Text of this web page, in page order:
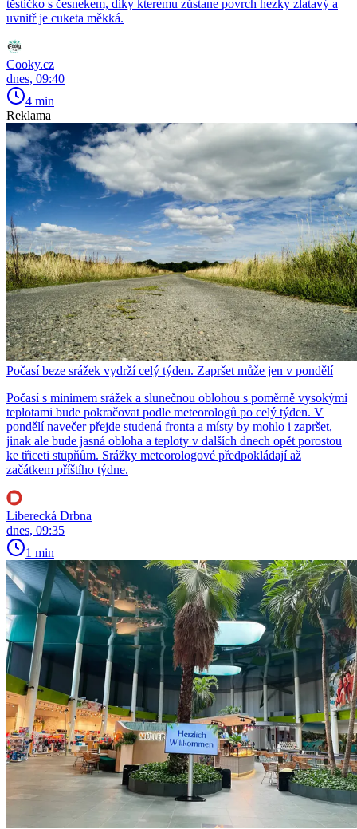
těstíčko s česnekem, díky kterému zůstane povrch hezky zlatavý a
uvnitř je cuketa měkká.
Cooky.cz
dnes, 09:40
4 min
Reklama
Počasí beze srážek vydrží celý týden. Zapršet může jen v pondělí
Počasí s minimem srážek a slunečnou oblohou s poměrně vysokými
teplotami bude pokračovat podle meteorologů po celý týden. V
pondělí navečer přejde studená fronta a místy by mohlo i zapršet,
jinak ale bude jasná obloha a teploty v dalších dnech opět porostou
ke třiceti stupňům. Srážky meteorologové předpokládají až
začátkem příštího týdne.
Liberecká Drbna
dnes, 09:35
1 min